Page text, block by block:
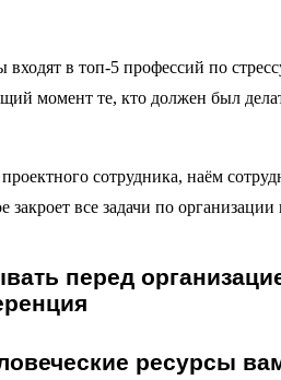
в топ-5 профессий по
момент те, кто должен был
сотрудника, наём
закроет все задачи по
ресурсы